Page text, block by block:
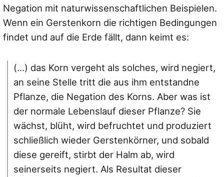
Negation mit naturwissenschaftlichen Beispielen.
Wenn ein Gerstenkorn die richtigen Bedingungen
findet und auf die Erde fällt, dann keimt es:
(…) das Korn vergeht als solches, wird negiert,
an seine Stelle tritt die aus ihm entstandne
Pflanze, die Negation des Korns. Aber was ist
der normale Lebenslauf dieser Pflanze? Sie
wächst, blüht, wird befruchtet und produziert
schließlich wieder Gerstenkörner, und sobald
diese gereift, stirbt der Halm ab, wird
seinerseits negiert. Als Resultat dieser